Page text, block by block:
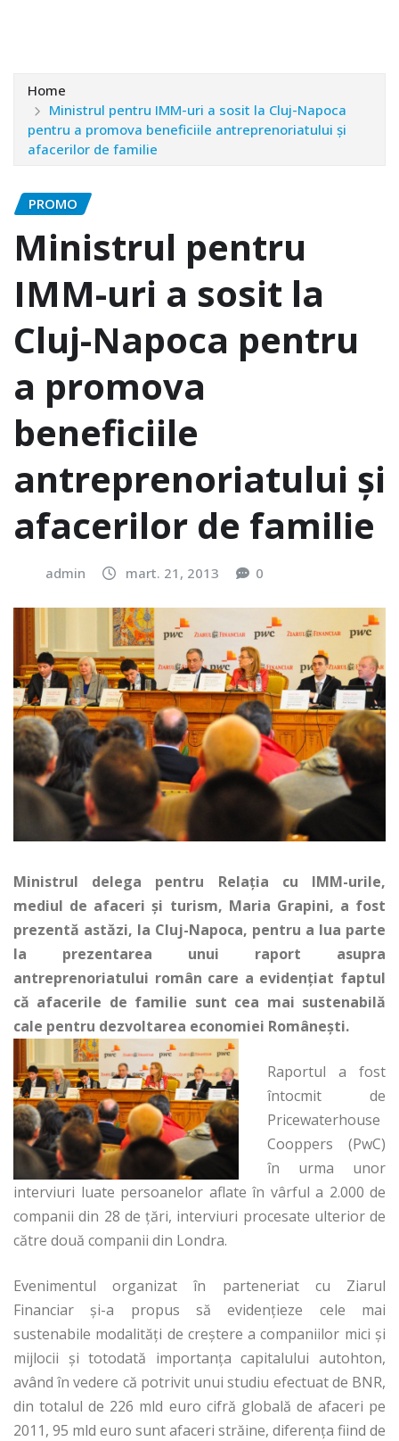
Home
Ministrul pentru IMM-uri a sosit la Cluj-Napoca
pentru a promova beneficiile antreprenoriatului şi
afacerilor de familie
PROMO
Ministrul pentru
IMM-uri a sosit la
Cluj-Napoca pentru
a promova
beneficiile
antreprenoriatului şi
afacerilor de familie
admin mart. 21, 2013 0
Ministrul delega pentru Relaţia cu IMM-urile,
mediul de afaceri şi turism, Maria Grapini, a fost
prezentă astăzi, la Cluj-Napoca, pentru a lua parte
la prezentarea unui raport asupra
antreprenoriatului român care a evidenţiat faptul
că afacerile de familie sunt cea mai sustenabilă
cale pentru dezvoltarea economiei Româneşti.
Raportul a fost
întocmit de
Pricewaterhouse
Cooppers (PwC)
în urma unor
interviuri luate persoanelor aflate în vârful a 2.000 de
companii din 28 de ţări, interviuri procesate ulterior de
către două companii din Londra.
Evenimentul organizat în parteneriat cu Ziarul
Financiar şi-a propus să evidenţieze cele mai
sustenabile modalităţi de creştere a companiilor mici şi
mijlocii şi totodată importanţa capitalului autohton,
având în vedere că potrivit unui studiu efectuat de BNR,
din totalul de 226 mld euro cifră globală de afaceri pe
2011, 95 mld euro sunt afaceri străine, diferența fiind de